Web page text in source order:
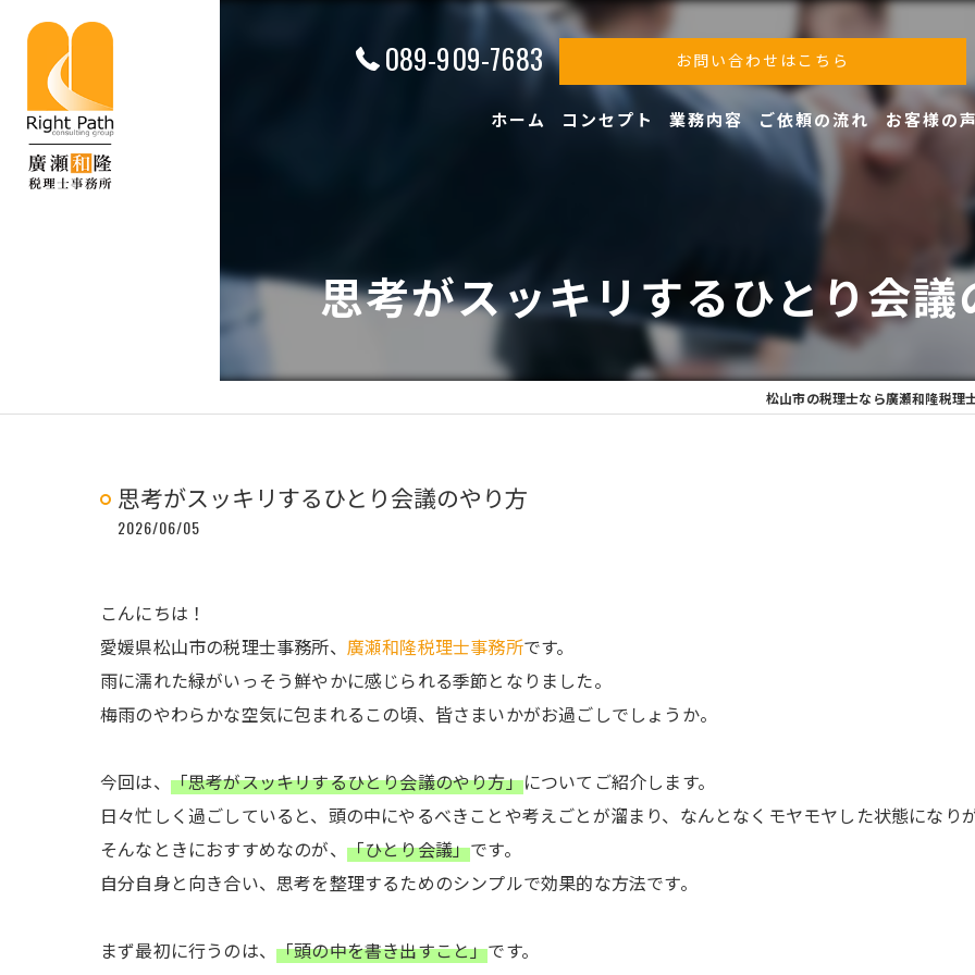
089-909-7683 お問い合わせはこちら
ホーム コンセプト 業務内容 ご依頼の流れ お客様の声
思考がスッキリするひとり会
松山市の税理士なら廣瀬和隆税理
思考がスッキリするひとり会議のやり方
2026/06/05
こんにちは！
愛媛県松山市の税理士事務所、 廣瀬和隆税理士事務所です。
雨に濡れた緑がいっそう鮮やかに感じられる季節となりました。
梅雨のやわらかな空気に包まれるこの頃、皆さまいかがお過ごしでしょうか。
今回は、 「思考がスッキリするひとり会議のやり方」についてご紹介します。
日々忙しく過ごしていると、頭の中にやるべきことや考えごとが溜まり、なんとなくモヤモヤした状態になりが
そんなときにおすすめなのが、 「ひとり会議」です。
自分自身と向き合い、思考を整理するためのシンプルで効果的な方法です。
まず最初に行うのは、 「頭の中を書き出すこと」です。